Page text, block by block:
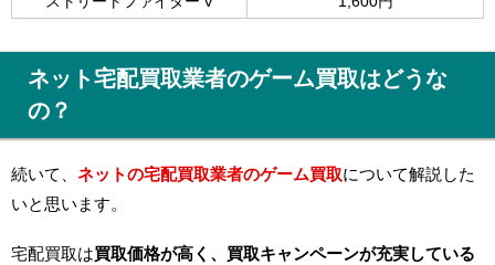
ネット宅配買取業者のゲーム買取はどうな
の？
続いて、 ネットの宅配買取業者のゲーム買取について解説した
いと思います。
宅配買取は買取価格が高く、買取キャンペーンが充実している